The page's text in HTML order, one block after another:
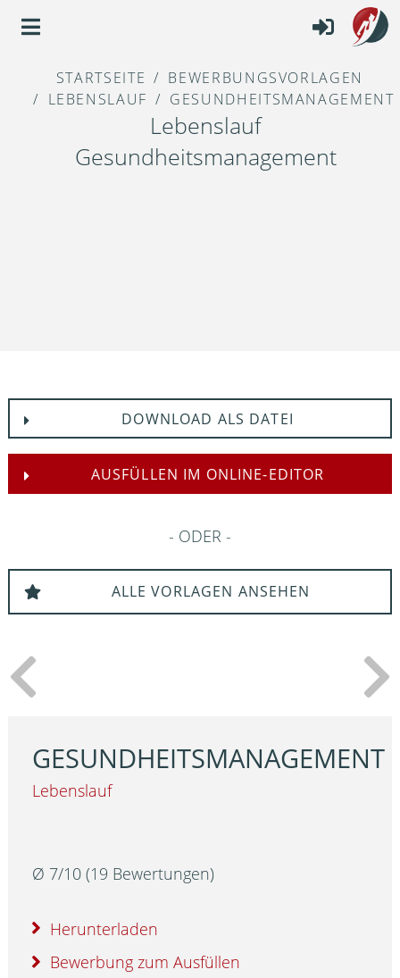
STARTSEITE
BEWERBUNGSVORLAGEN
LEBENSLAUF
GESUNDHEITSMANAGEMENT
Lebenslauf
Gesundheitsmanagement
DOWNLOAD ALS DATEI
AUSFÜLLEN IM ONLINE-EDITOR
ODER
ALLE VORLAGEN ANSEHEN
GESUNDHEITSMANAGEMENT
Lebenslauf
Ø 7/10 (19 Bewertungen)
Herunterladen
Bewerbung zum Ausfüllen